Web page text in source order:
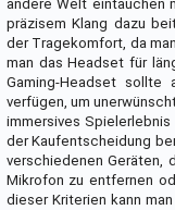
andere Welt eintauchen
präzisem Klang dazu
der Tragekomfort, da
man das Headset für
Gaming-Headset sollte
verfügen, um
immersives
der Kaufentscheidung
verschiedenen Geräten,
Mikrofon zu entfernen
dieser Kriterien kann